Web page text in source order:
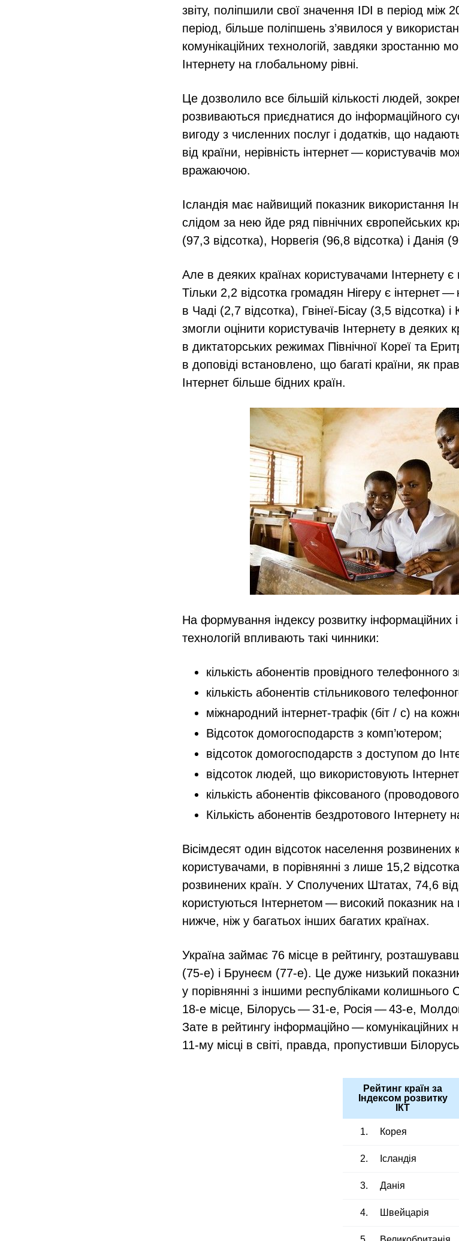
звіту, поліпшили свої значення IDI в період між
період, більше поліпшень з’явилося у
комунікаційних технологій, завдяки зростанню
Інтернету на глобальному рівні.
Це дозволило все більшій кількості людей,
розвиваються приєднатися до інформаційного
вигоду з численних послуг і додатків, що
від країни, нерівність інтернет — користувачів
вражаючою.
Ісландія має найвищий показник використання
слідом за нею йде ряд північних європейських
(97,3 відсотка), Норвегія (96,8 відсотка) і Данія
Але в деяких країнах користувачами Інтернету
Тільки 2,2 відсотка громадян Нігеру є інтернет
в Чаді (2,7 відсотка), Гвінеї-Бісау (3,5 відсотка)
змогли оцінити користувачів Інтернету в деяких
в диктаторських режимах Північної Кореї та
в доповіді встановлено, що багаті країни, як
Інтернет більше бідних країн.
На формування індексу розвитку інформаційних і
технологій впливають такі чинники:
кількість абонентів провідного телефонного
кількість абонентів стільникового
міжнародний інтернет-трафік (біт / с) на
Відсоток домогосподарств з комп’ютером;
відсоток домогосподарств з доступом до
відсоток людей, що використовують
кількість абонентів фіксованого
Кількість абонентів бездротового Інтернету
Вісімдесят один відсоток населення розвинених
користувачами, в порівнянні з лише 15,2
розвинених країн. У Сполучених Штатах, 74,6
користуються Інтернетом — високий показник на
нижче, ніж у багатьох інших багатих країнах.
Україна займає 76 місце в рейтингу,
(75‑е) і Брунеєм (77‑е). Це дуже низький
у порівнянні з іншими республіками колишнього
18‑е місце, Білорусь — 31‑е, Росія — 43‑е,
Зате в рейтингу інформаційно — комунікаційних
11-му місці в світі, правда, пропустивши
Рейтинг країн за
Індексом розвитку
ІКТ
1. Корея
2. Ісландія
3. Данія
4. Швейцарія